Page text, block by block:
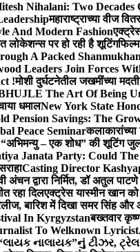
Nihalani: Two
महाराष्ट्राच्या वीज
And Modern Fashion
लोकेशन्स पर हो रही है शूटिंग
A Packed
Leaders Join Forces
!मोशी दुर्घटनेतील जखमींच्या
The Art Of Being
धमालNew York State
Pension Savings: The
Peace Seminarकलाकारांच्या
– एक शोध” की शूटिंग
Janata Party: Could
Casting Director
अंचन द्वारा निर्मित, डॉ अतुल
रहा दिलएक्ट्रेस यास्मीन खान
बारिश में दिखा समर सिंह
In Kyrgyzstanबख्तवार
To Welknown Lyricist
નાલાયક”નું ટીઝર,